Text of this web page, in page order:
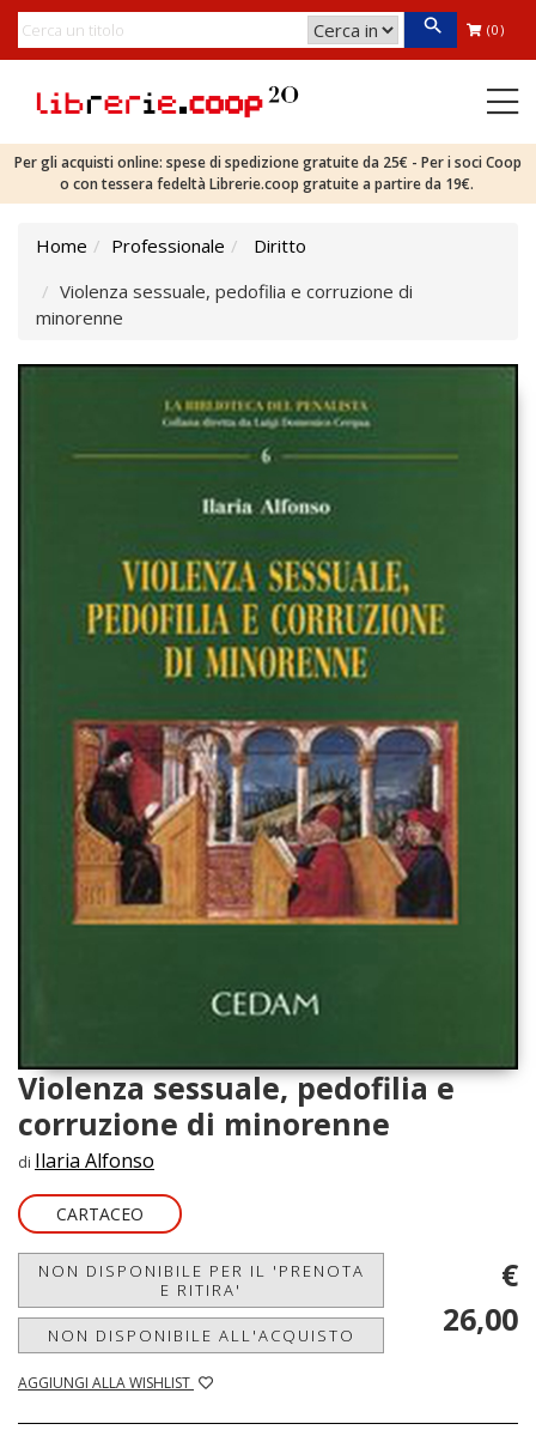
(0)
Per gli acquisti online: spese di spedizione gratuite da 25€ - Per i soci Coop
o con tessera fedeltà Librerie.coop gratuite a partire da 19€.
Home Professionale
Diritto
Violenza sessuale, pedofilia e corruzione di
minorenne
Violenza sessuale, pedofilia e
corruzione di minorenne
di Ilaria Alfonso
CARTACEO
NON DISPONIBILE PER IL 'PRENOTA
E RITIRA'
NON DISPONIBILE ALL'ACQUISTO
AGGIUNGI ALLA WISHLIST
€
26,00